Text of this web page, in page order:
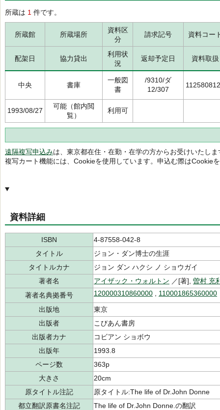
所蔵は 1 件です。
所蔵館 所蔵場所
資料区
分
請求記号 資料コー
配架日 協力貸出
利用状
況
返却予定日 資料取扱
中央 書庫
一般図
書
/9310/ダ
12/307
1993/08/27
可能（館内閲
覧）
利用可
遠隔複写申込みは、東京都在住・在勤・在学の方からお受けいたしま
複写カート機能には、Cookieを使用しています。申込む際はCookie
資料詳細
ISBN
4-87558-042-8
タイトル
ジョン・ダン博士の生涯
タイトルカナ
ジョン ダン ハクシ ノ ショウガイ
著者名
アイザック・ウォルトン ／[著], 曽村 充
著者名典拠番号
120000310860000 110001865360000
出版地
東京
出版者
こびあん書房
出版者カナ
コビアン ショボウ
出版年
1993.8
ページ数
363p
大きさ
20cm
原タイトル注記
原タイトル:The life of Dr.John Donne
都立翻訳原書名注記
The life of Dr.John Donne.の翻訳